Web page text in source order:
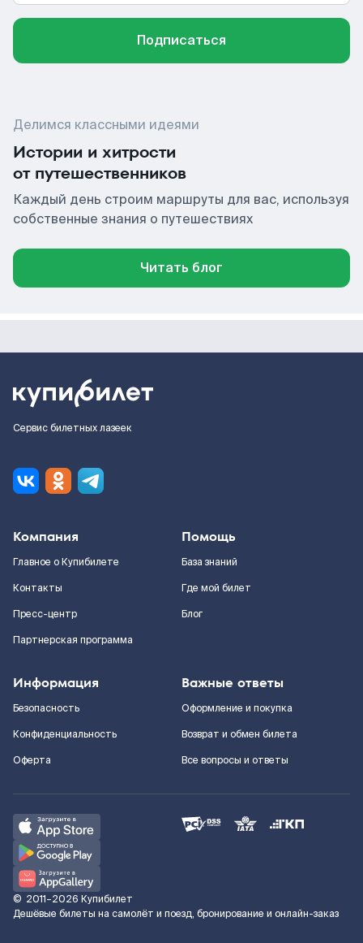
Подписаться
Делимся классными идеями
Истории и хитрости
от путешественников
Каждый день строим маршруты для вас, используя
собственные знания о путешествиях
Читать блог
Сервис билетных лазеек
Компания
Главное о Купибилете
Контакты
Пресс-центр
Партнерская программа
Помощь
База знаний
Где мой билет
Блог
Информация
Безопасность
Конфиденциальность
Оферта
Важные ответы
Оформление и покупка
Возврат и обмен билета
Все вопросы и ответы
© 2011–2026 Купибилет
Дешёвые билеты на самолёт и поезд, бронирование и онлайн-заказ